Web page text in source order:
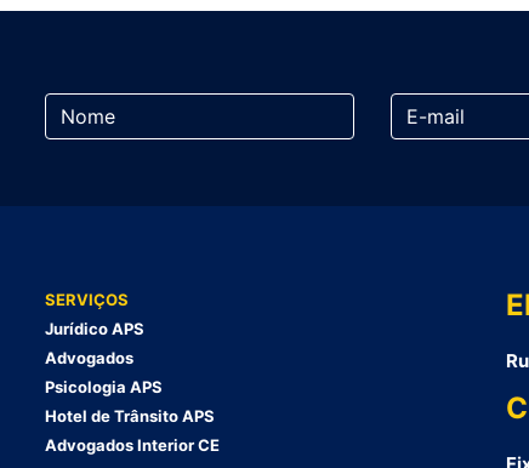
SERVIÇOS
Jurídico APS
Advogados
Psicologia APS
Hotel de Trânsito APS
Advogados Interior CE